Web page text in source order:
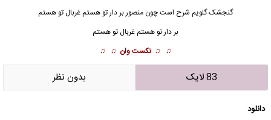
گنجشک گلویم شرح است چون منصور بر دار تو هستم غربال تو هستم
بر دار تو هستم غربال تو هستم
♫ ♫ نکست وان ♫ ♫
83 لایک بدون نظر
دانلود